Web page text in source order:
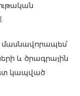
մասնավորապես՝
և ծրագրային
կապված